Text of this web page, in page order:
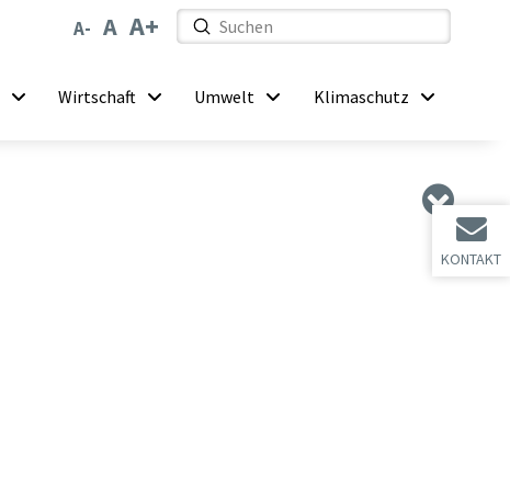
KONTAKT
Search
Submit
Wirtschaft Umwelt Klimaschutz